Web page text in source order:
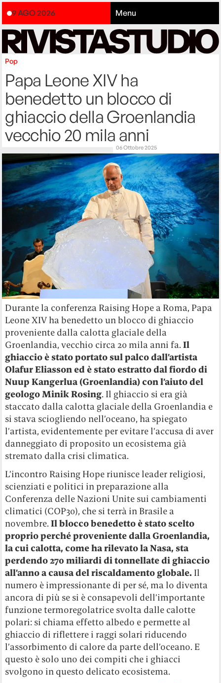
9 AGO 2026 Menu
Pop
Papa Leone XIV ha
benedetto un blocco di
ghiaccio della Groenlandia
vecchio 20 mila anni
06 Ottobre 2025
Durante la conferenza Raising Hope a Roma, Papa
Leone XIV ha benedetto un blocco di ghiaccio
proveniente dalla calotta glaciale della
Groenlandia, vecchio circa 20 mila anni fa.Il
ghiaccio è stato portato sul palco dall’artista
Olafur Eliasson ed è stato estratto dal fiordo di
Nuup Kangerlua (Groenlandia) con l’aiuto del
geologo Minik Rosing. Il ghiaccio si era già
staccato dalla calotta glaciale della Groenlandia e
si stava sciogliendo nell’oceano, ha spiegato
l’artista, evidentemente per evitare l’accusa di aver
danneggiato di proposito un ecosistema già
stremato dalla crisi climatica.
L’incontro Raising Hope riunisce leader religiosi,
scienziati e politici in preparazione alla
Conferenza delle Nazioni Unite sui cambiamenti
climatici (COP30), che si terrà in Brasile a
novembre.Il blocco benedetto è stato scelto
proprio perché proveniente dalla Groenlandia,
la cui calotta, come ha rilevato la Nasa, sta
perdendo 270 miliardi di tonnellate di ghiaccio
all’anno a causa del riscaldamento globale. Il
numero è impressionante di per sé, ma lo diventa
ancora di più se si è consapevoli dell’importante
funzione termoregolatrice svolta dalle calotte
polari: si chiama effetto albedo e permette al
ghiaccio di riflettere i raggi solari riducendo
l’assorbimento di calore da parte dell’oceano. E
questo è solo uno dei compiti che i ghiacci
svolgono in questo delicato ecosistema.